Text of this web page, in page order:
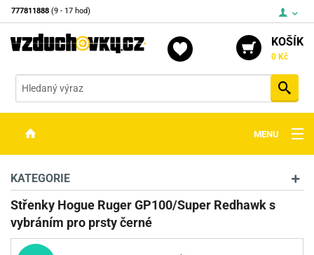
777811888 (9 - 17 hod)
KOŠÍK
0 Kč
MENU
OPTIKA
STŘELIVO
KATEGORIE
Střenky Hogue Ruger GP100/Super Redhawk s
vybráním pro prsty černé